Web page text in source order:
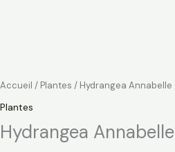
Accueil / Plantes / Hydrangea Annabelle
Plantes
Hydrangea Annabelle